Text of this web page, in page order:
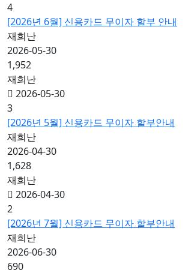
4
[2026년 6월] 신용카드 무이자 할부 안내
재희난
2026-05-30
1,952
재희난
2026-05-30
3
[2026년 5월] 신용카드 무이자 할부안내
재희난
2026-04-30
1,628
재희난
2026-04-30
2
[2026년 7월] 신용카드 무이자 할부안내
재희난
2026-06-30
690